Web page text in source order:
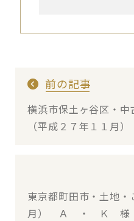
前の記事
横浜市保土ヶ谷区・
（平成２７年１１
東京都町田市・土地・
月） Ａ ・ Ｋ 様